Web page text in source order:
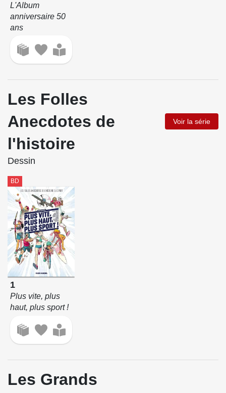
L'Album
anniversaire 50
ans
Les Folles
Anecdotes de
l'histoire
Voir la série
Dessin
BD
1
Plus vite, plus
haut, plus sport !
Les Grands